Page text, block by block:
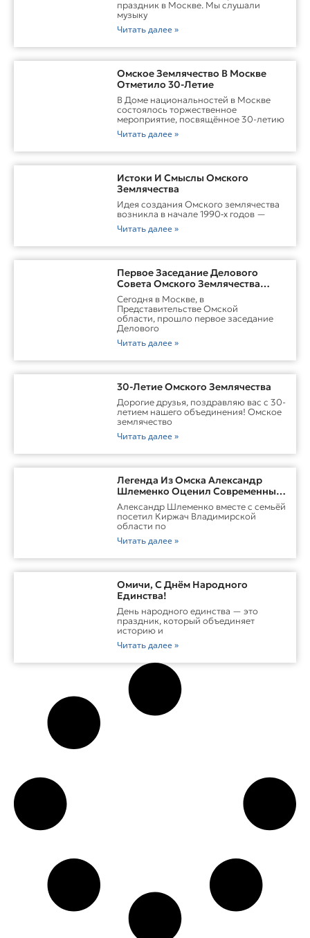
праздник в Москве. Мы слушали
музыку
Читать далее »
Омское Землячество В Москве
Отметило 30-Летие
В Доме национальностей в Москве
состоялось торжественное
мероприятие, посвящённое 30-летию
Читать далее »
Истоки И Смыслы Омского
Землячества
Идея создания Омского землячества
возникла в начале 1990‑х годов —
Читать далее »
Первое Заседание Делового
Совета Омского Землячества
Прошло С Участием Губернатора
Омской Области
Сегодня в Москве, в
Представительстве Омской
области, прошло первое заседание
Делового
Читать далее »
30-Летие Омского Землячества
Дорогие друзья, поздравляю вас с 30-
летием нашего объединения! Омское
землячество
Читать далее »
Легенда Из Омска Александр
Шлеменко Оценил Современные
Заводы Холдинга «Русклимат» И
Перспективы ММА В Киржаче
Александр Шлеменко вместе с семьёй
посетил Киржач Владимирской
области по
Читать далее »
Омичи, С Днём Народного
Единства!
День народного единства — это
праздник, который объединяет
историю и
Читать далее »